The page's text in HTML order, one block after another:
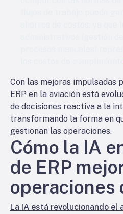
Con las mejoras impulsadas
ERP en la aviación está
de decisiones reactiva a la
transformando la forma en
gestionan las operaciones.
Cómo la IA
de ERP
operaciones
La IA está revolucionando el